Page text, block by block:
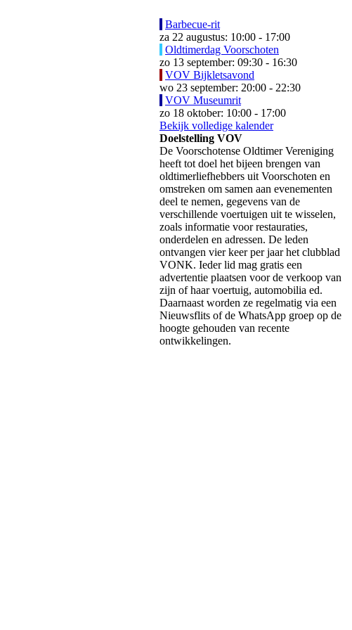
Barbecue-rit
za 22 augustus: 10:00 - 17:00
Oldtimerdag Voorschoten
zo 13 september: 09:30 - 16:30
VOV Bijkletsavond
wo 23 september: 20:00 - 22:30
VOV Museumrit
zo 18 oktober: 10:00 - 17:00
Bekijk volledige kalender
Doelstelling VOV
De Voorschotense Oldtimer Vereniging
heeft tot doel het bijeen brengen van
oldtimerliefhebbers uit Voorschoten en
omstreken om samen aan evenementen
deel te nemen, gegevens van de
verschillende voertuigen uit te wisselen,
zoals informatie voor restauraties,
onderdelen en adressen. De leden
ontvangen vier keer per jaar het clubblad
VONK. Ieder lid mag gratis een
advertentie plaatsen voor de verkoop van
zijn of haar voertuig, automobilia ed.
Daarnaast worden ze regelmatig via een
Nieuwsflits of de WhatsApp groep op de
hoogte gehouden van recente
ontwikkelingen.